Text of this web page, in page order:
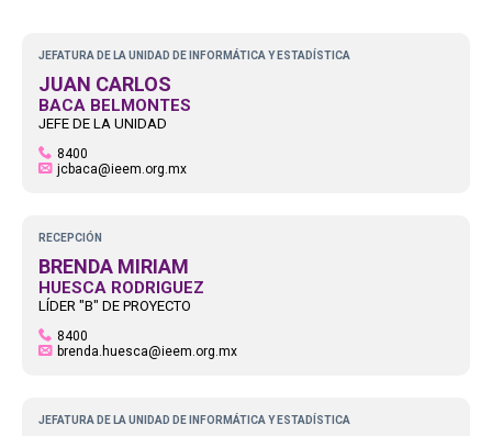
JEFATURA DE LA UNIDAD DE INFORMÁTICA Y ESTADÍSTICA
JUAN CARLOS
BACA BELMONTES
JEFE DE LA UNIDAD
8400
jcbaca@ieem.org.mx
RECEPCIÓN
BRENDA MIRIAM
HUESCA RODRIGUEZ
LÍDER "B" DE PROYECTO
8400
brenda.huesca@ieem.org.mx
JEFATURA DE LA UNIDAD DE INFORMÁTICA Y ESTADÍSTICA